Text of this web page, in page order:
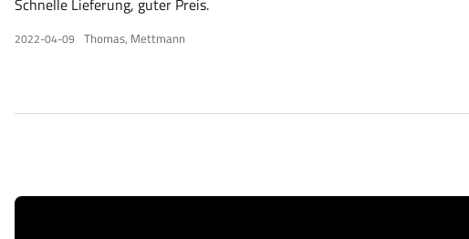
Schnelle Lieferung, guter Preis.
2022-04-09 Thomas, Mettmann